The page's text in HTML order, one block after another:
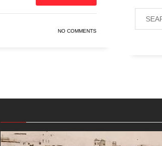
NO COMMENTS